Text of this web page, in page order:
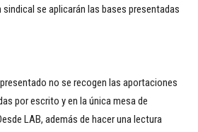
se aplicarán las bases presentadas
no se recogen las aportaciones
por escrito y en la única mesa de
LAB, además de hacer una lectura